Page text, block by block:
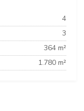
4
3
364 m²
1.780 m²